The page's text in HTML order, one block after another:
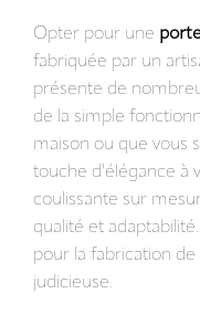
Opter pour une
fabriquée par un
présente de
de la simple
maison ou que vous
touche d'élégance à
coulissante sur
qualité et
pour la fabrication
judicieuse.